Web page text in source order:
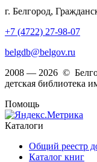
г. Белгород,
+7 (4722) 27-98-07
belgdb@belgov.ru
2008 — 2026 ©
детская библиотека
Помощь
Каталоги
Общий реестр
Каталог книг